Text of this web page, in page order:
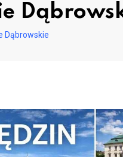
Dąbrowskie